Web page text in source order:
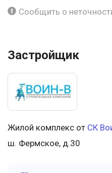
Сообщить о
Застройщик
Жилой комплекс от СК
ш. Фермское, д.30